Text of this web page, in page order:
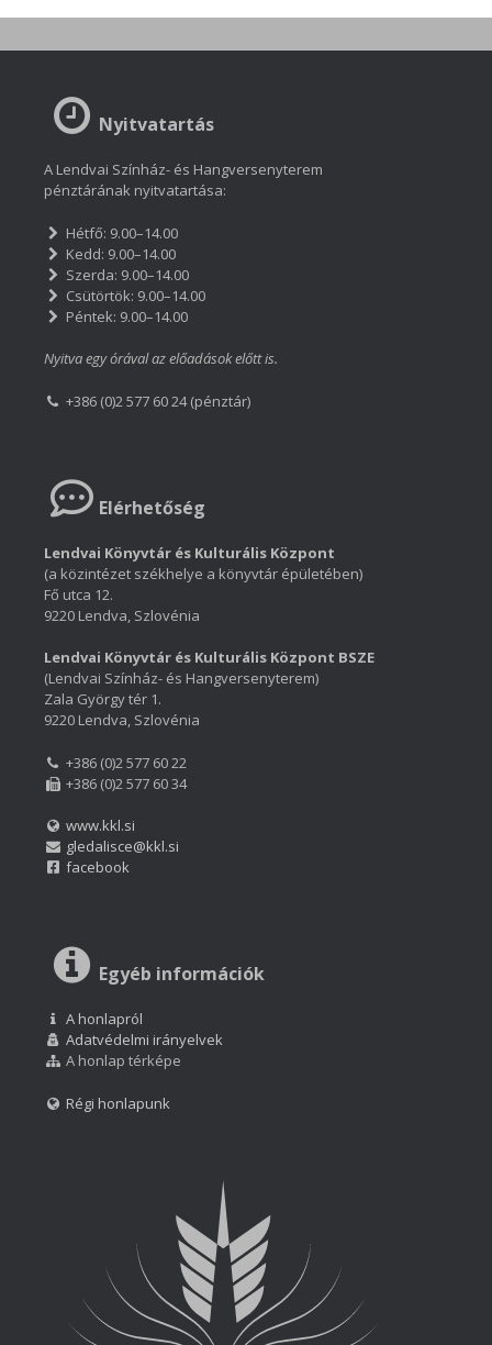
Nyitvatartás
A Lendvai Színház- és Hangversenyterem
pénztárának nyitvatartása:
Hétfő: 9.00–14.00
Kedd: 9.00–14.00
Szerda: 9.00–14.00
Csütörtök: 9.00–14.00
Péntek: 9.00–14.00
Nyitva egy órával az előadások előtt is.
+386 (0)2 577 60 24 (pénztár)
Elérhetőség
Lendvai Könyvtár és Kulturális Központ
(a közintézet székhelye a könyvtár épületében)
Fő utca 12.
9220 Lendva, Szlovénia
Lendvai Könyvtár és Kulturális Központ BSZE
(Lendvai Színház- és Hangversenyterem)
Zala György tér 1.
9220 Lendva, Szlovénia
+386 (0)2 577 60 22
+386 (0)2 577 60 34
www.kkl.si
gledalisce@kkl.si
facebook
Egyéb információk
A honlapról
Adatvédelmi irányelvek
A honlap térképe
Régi honlapunk